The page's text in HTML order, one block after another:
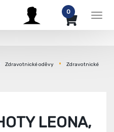
0
Zdravotnické oděvy
Zdravotnické
LEONA,